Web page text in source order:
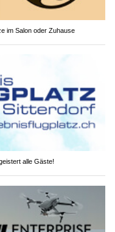
im Salon oder Zuhause
alle Gäste!